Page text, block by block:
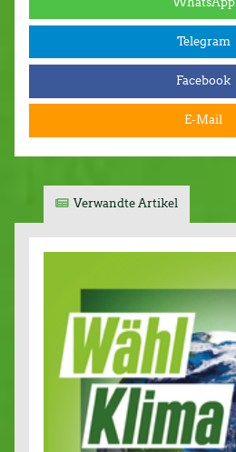
Telegram
Facebook
E-Mail
Verwandte Artikel